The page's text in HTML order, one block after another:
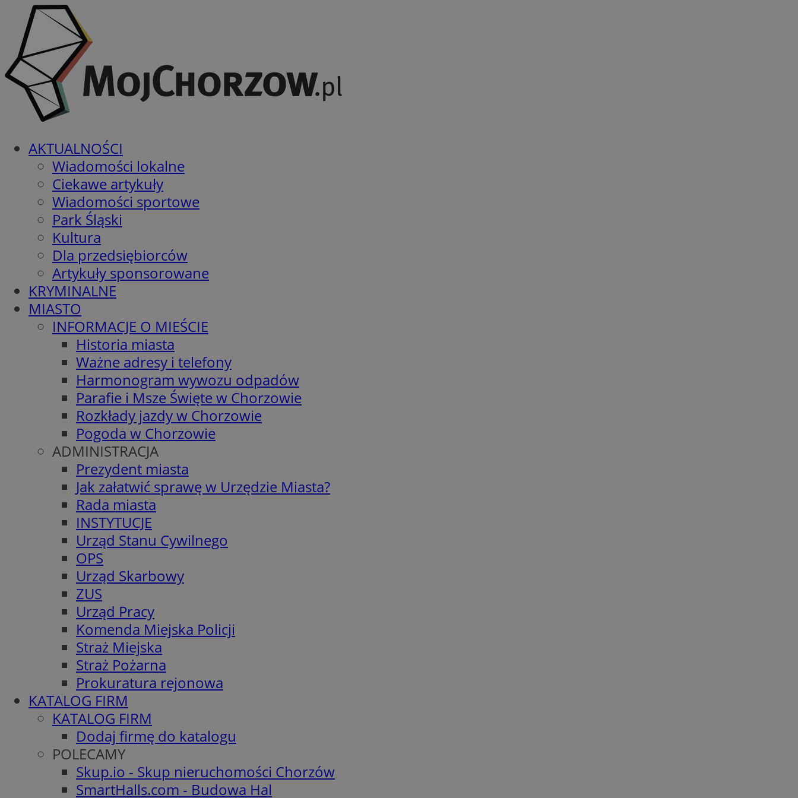
AKTUALNOŚCI
Wiadomości lokalne
Ciekawe artykuły
Wiadomości sportowe
Park Śląski
Kultura
Dla przedsiębiorców
Artykuły sponsorowane
KRYMINALNE
MIASTO
INFORMACJE O MIEŚCIE
Historia miasta
Ważne adresy i telefony
Harmonogram wywozu odpadów
Parafie i Msze Święte w Chorzowie
Rozkłady jazdy w Chorzowie
Pogoda w Chorzowie
ADMINISTRACJA
Prezydent miasta
Jak załatwić sprawę w Urzędzie Miasta?
Rada miasta
INSTYTUCJE
Urząd Stanu Cywilnego
OPS
Urząd Skarbowy
ZUS
Urząd Pracy
Komenda Miejska Policji
Straż Miejska
Straż Pożarna
Prokuratura rejonowa
KATALOG FIRM
KATALOG FIRM
Dodaj firmę do katalogu
POLECAMY
Skup.io - Skup nieruchomości Chorzów
SmartHalls.com - Budowa Hal